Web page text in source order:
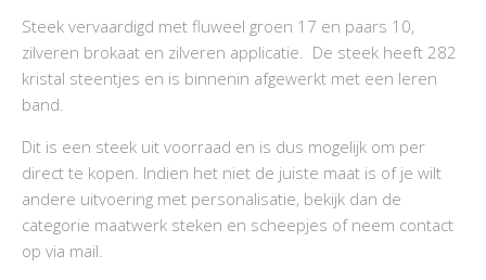
Steek vervaardigd met fluweel groen 17 en paars 10,
zilveren brokaat en zilveren applicatie. De steek heeft 282
kristal steentjes en is binnenin afgewerkt met een leren
band.
Dit is een steek uit voorraad en is dus mogelijk om per
direct te kopen. Indien het niet de juiste maat is of je wilt
andere uitvoering met personalisatie, bekijk dan de
categorie maatwerk steken en scheepjes of neem contact
op via mail.